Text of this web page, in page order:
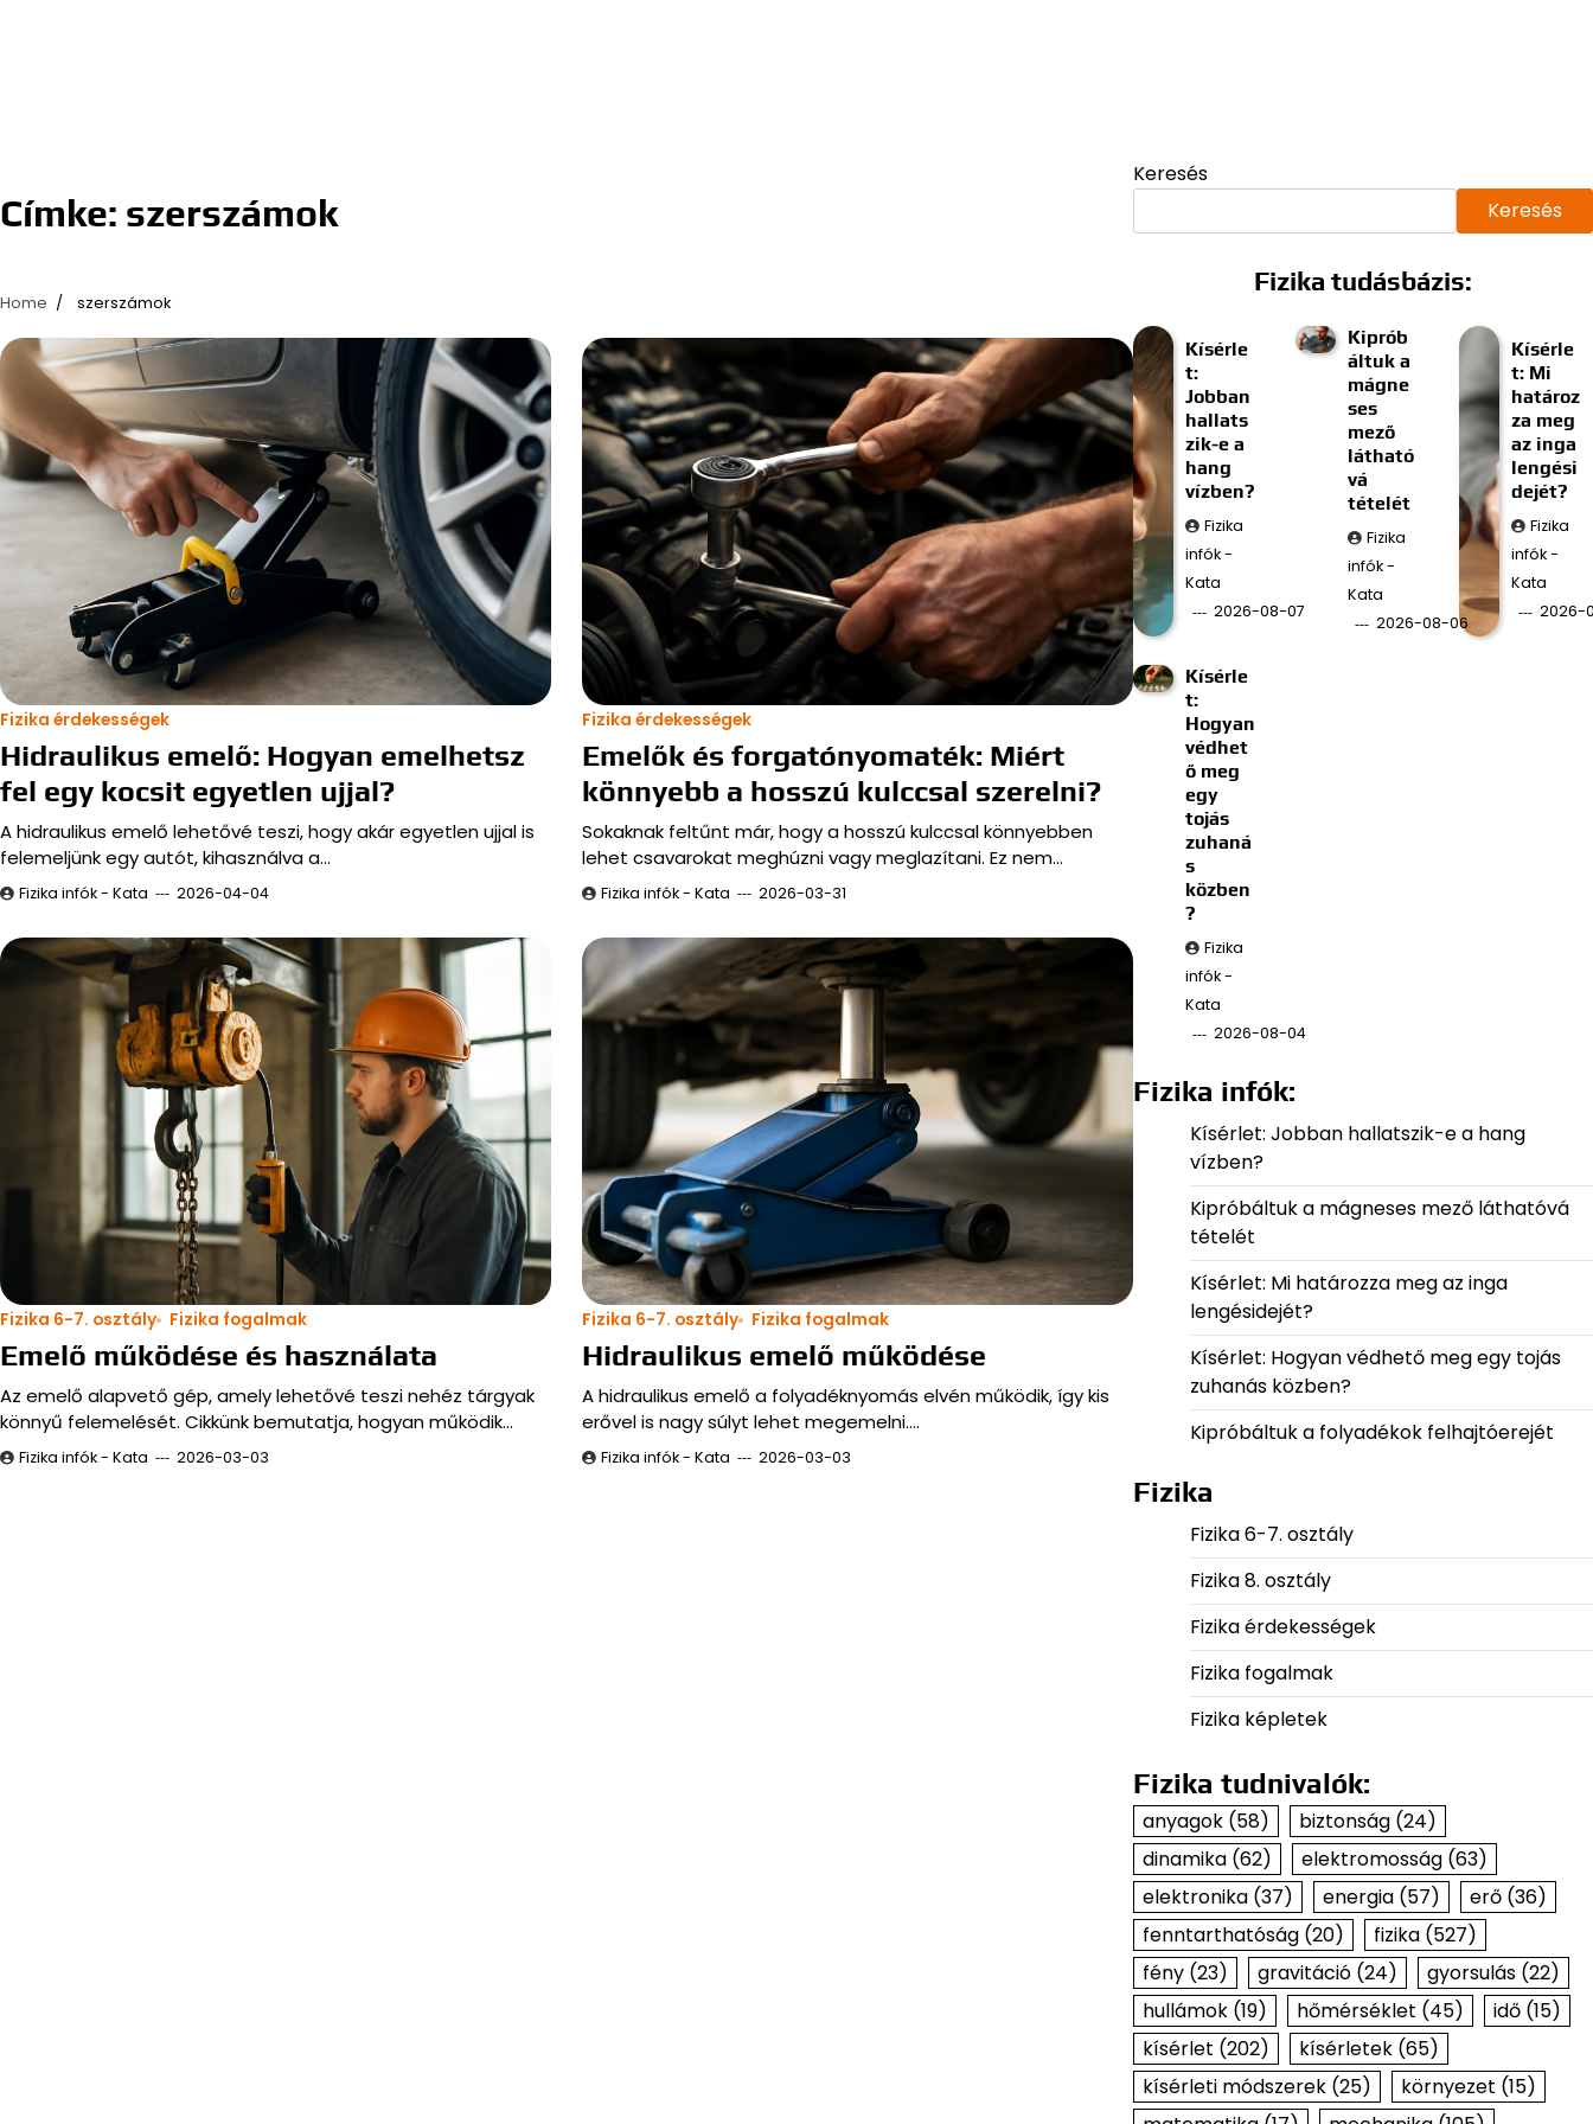
Címke: szerszámok
Home szerszámok
Fizika érdekességek
Hidraulikus emelő: Hogyan emelhetsz
fel egy kocsit egyetlen ujjal?
A hidraulikus emelő lehetővé teszi, hogy akár egyetlen ujjal is
felemeljünk egy autót, kihasználva a…
Fizika infók - Kata 2026-04-04
Fizika érdekességek
Emelők és forgatónyomaték: Miért
könnyebb a hosszú kulccsal szerelni?
Sokaknak feltűnt már, hogy a hosszú kulccsal könnyebben
lehet csavarokat meghúzni vagy meglazítani. Ez nem…
Fizika infók - Kata 2026-03-31
Fizika 6-7. osztály Fizika fogalmak
Emelő működése és használata
Az emelő alapvető gép, amely lehetővé teszi nehéz tárgyak
könnyű felemelését. Cikkünk bemutatja, hogyan működik…
Fizika infók - Kata 2026-03-03
Fizika 6-7. osztály Fizika fogalmak
Hidraulikus emelő működése
A hidraulikus emelő a folyadéknyomás elvén működik, így kis
erővel is nagy súlyt lehet megemelni.…
Fizika infók - Kata 2026-03-03
Keresés
Keresés
Fizika tudásbázis:
Kísérle
t:
Jobban
hallats
zik-e a
hang
vízben?
Fizika
infók -
Kata
2026-08-07
Kiprób
áltuk a
mágne
ses
mező
látható
vá
tételét
Fizika
infók -
Kata
2026-08-06
Kísérle
t: Mi
határoz
za meg
az inga
lengési
dejét?
Fizika
infók -
Kata
2026-
Kísérle
t:
Hogyan
védhet
ő meg
egy
tojás
zuhaná
s
közben
?
Fizika
infók -
Kata
2026-08-04
Fizika infók:
Kísérlet: Jobban hallatszik-e a hang
vízben?
Kipróbáltuk a mágneses mező láthatóvá
tételét
Kísérlet: Mi határozza meg az inga
lengésidejét?
Kísérlet: Hogyan védhető meg egy tojás
zuhanás közben?
Kipróbáltuk a folyadékok felhajtóerejét
Fizika
Fizika 6-7. osztály
Fizika 8. osztály
Fizika érdekességek
Fizika fogalmak
Fizika képletek
Fizika tudnivalók:
anyagok(58) biztonság(24)
dinamika(62) elektromosság(63)
elektronika(37) energia(57) erő(36)
fenntarthatóság(20) fizika(527)
fény(23) gravitáció(24) gyorsulás(22)
hullámok(19) hőmérséklet (45) idő(15)
kísérlet (202) kísérletek(65)
kísérleti módszerek(25) környezet (15)